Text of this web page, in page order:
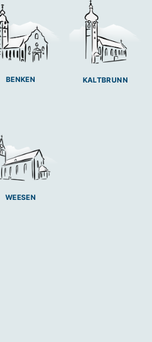
BENKEN KALTBRUNN
WEESEN